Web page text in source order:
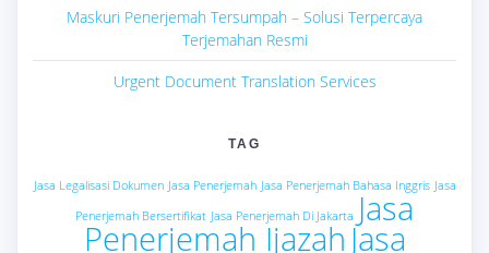
Maskuri Penerjemah Tersumpah – Solusi Terpercaya
Terjemahan Resmi
Urgent Document Translation Services
TAG
Jasa Legalisasi Dokumen Jasa Penerjemah Jasa Penerjemah Bahasa Inggris Jasa
Penerjemah Bersertifikat Jasa Penerjemah Di Jakarta Jasa
Penerjemah Ijazah Jasa